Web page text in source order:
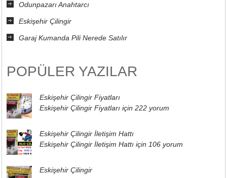
Odunpazarı Anahtarcı
Eskişehir Çilingir
Garaj Kumanda Pili Nerede Satılır
POPÜLER YAZILAR
Eskişehir Çilingir Fiyatları
Eskişehir Çilingir Fiyatları için 222 yorum
Eskişehir Çilingir İletişim Hattı
Eskişehir Çilingir İletişim Hattı için 106 yorum
Eskişehir Çilingir